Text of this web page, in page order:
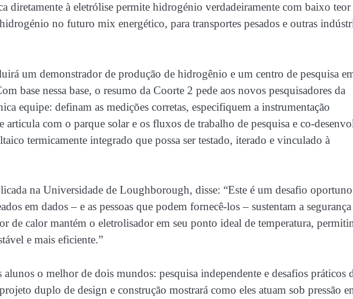
diretamente à eletrólise permite hidrogénio verdadeiramente com baixo teor
no futuro mix energético, para transportes pesados ​​e outras
um demonstrador de produção de hidrogênio e um centro de pesquisa
base nessa base, o resumo da Coorte 2 pede aos novos pesquisadores da
equipe: definam as medições corretas, especifiquem a instrumentação
articula com o parque solar e os fluxos de trabalho de pesquisa e co-
termicamente integrado que possa ser testado, iterado e vinculado à
na Universidade de Loughborough, disse: “Este é um desafio
em dados – e as pessoas que podem fornecê-los – sustentam a segurança
de calor mantém o eletrolisador em seu ponto ideal de temperatura,
e mais eficiente.”
o melhor de dois mundos: pesquisa independente e desafios práticos
duplo de design e construção mostrará como eles atuam sob pressão